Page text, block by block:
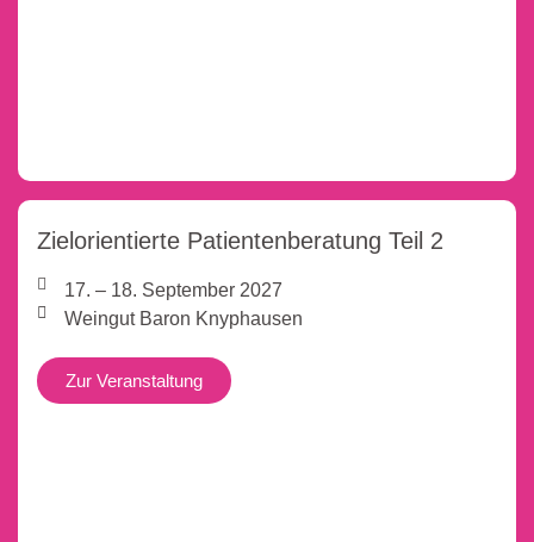
Zielorientierte Patientenberatung Teil 2
17. – 18. September 2027
Weingut Baron Knyphausen
Zur Veranstaltung